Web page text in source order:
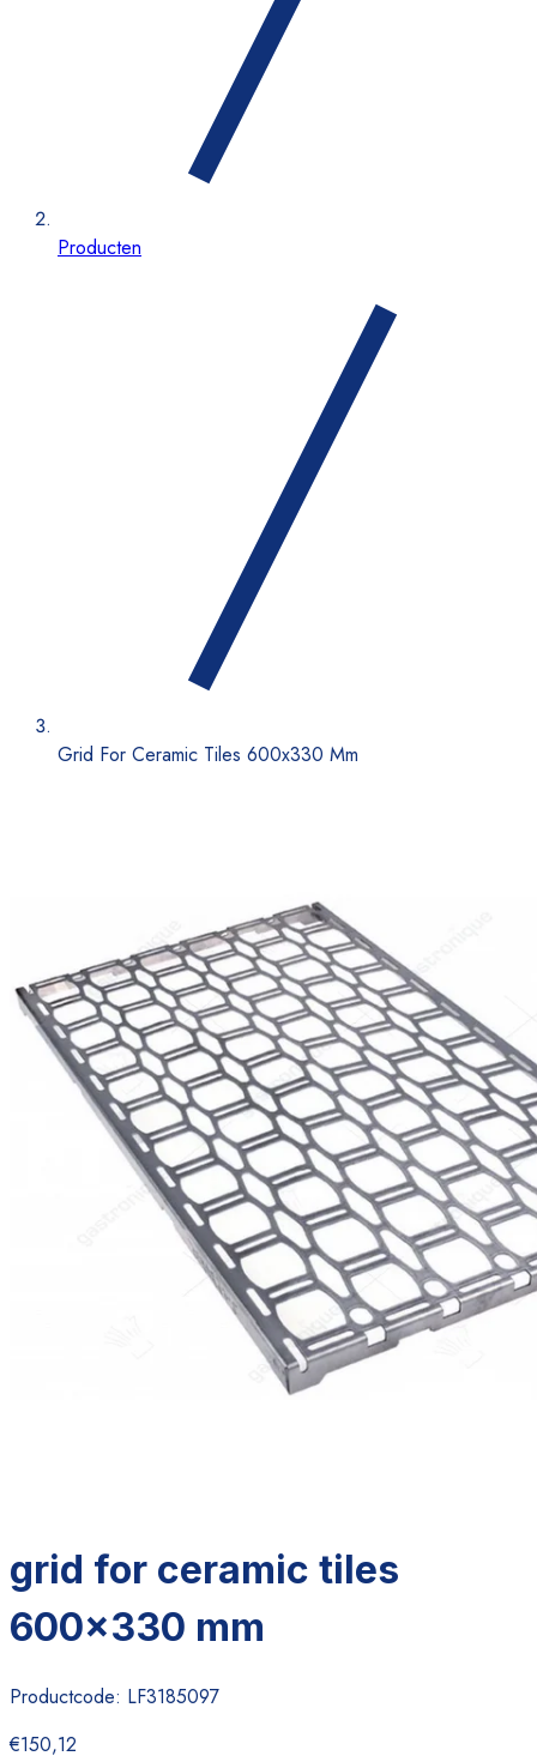
Producten
Grid For Ceramic Tiles 600x330 Mm
grid for ceramic tiles
600x330 mm
Productcode: LF3185097
€150,12